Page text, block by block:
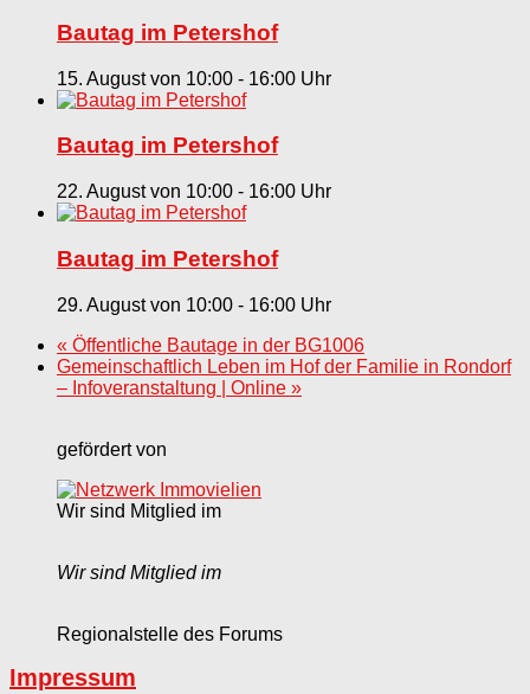
Bautag im Petershof
15. August von 10:00 - 16:00
Bautag im Petershof
22. August von 10:00 - 16:00
Bautag im Petershof
29. August von 10:00 - 16:00
« Öffentliche Bautage in der BG1006
Gemeinschaftlich Leben im Hof der Familie in Rondorf
– Infoveranstaltung | Online »
gefördert von
Wir sind Mitglied im
Wir sind Mitglied im
Regionalstelle des Forums
Impressum